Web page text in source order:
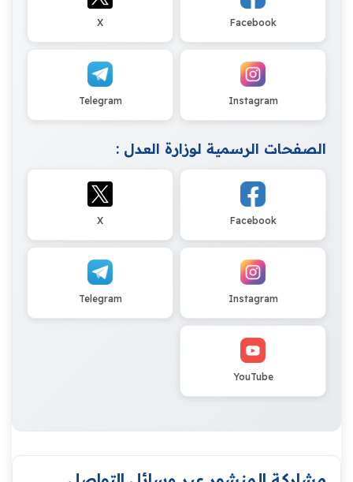
Facebook
X
Instagram
Telegram
الصفحات الرسمية لوزارة العدل :
Facebook
X
Instagram
Telegram
YouTube